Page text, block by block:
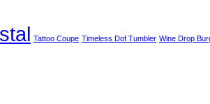
Tattoo Coupe Timeless Dof Tumbler Wine Drop